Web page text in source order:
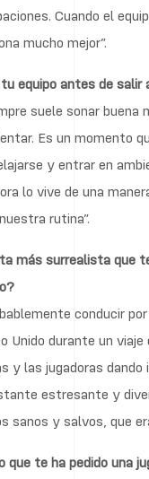
Cuando el
mucho mejor”.
equipo antes de salir
suele sonar buena
Es un momento
y entrar en
lo vive de una
rutina”.
más surrealista que
conducir
Unido durante un viaje
y las jugadoras dando
estresante y
sanos y salvos, que
que te ha pedido una